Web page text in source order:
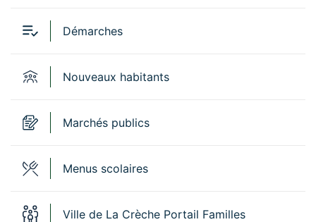
Démarches
Nouveaux habitants
Marchés publics
Menus scolaires
Ville de La Crèche Portail Familles